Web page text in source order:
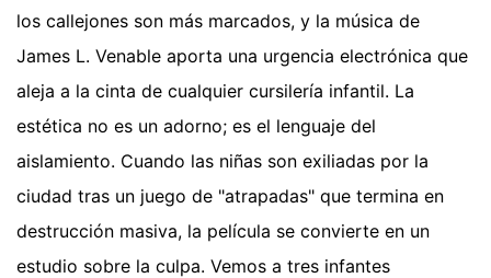
los callejones son más marcados, y la música de
James L. Venable aporta una urgencia electrónica que
aleja a la cinta de cualquier cursilería infantil. La
estética no es un adorno; es el lenguaje del
aislamiento. Cuando las niñas son exiliadas por la
ciudad tras un juego de "atrapadas" que termina en
destrucción masiva, la película se convierte en un
estudio sobre la culpa. Vemos a tres infantes